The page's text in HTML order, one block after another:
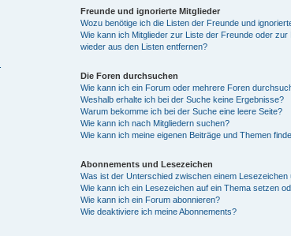
Freunde und ignorierte Mitglieder
Wozu benötige ich die Listen der Freunde und
Wie kann ich Mitglieder zur Liste der Freunde oder
wieder aus den Listen entfernen?
Die Foren durchsuchen
Wie kann ich ein Forum oder mehrere Foren
Weshalb erhalte ich bei der Suche keine Ergebnisse?
Warum bekomme ich bei der Suche eine leere Seite?
Wie kann ich nach Mitgliedern suchen?
Wie kann ich meine eigenen Beiträge und Themen
Abonnements und Lesezeichen
Was ist der Unterschied zwischen einem
Wie kann ich ein Lesezeichen auf ein Thema setzen
Wie kann ich ein Forum abonnieren?
Wie deaktiviere ich meine Abonnements?